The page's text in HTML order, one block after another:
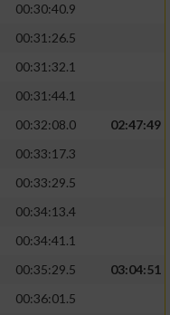
00:30:40.9
00:31:26.5
00:31:32.1
00:31:44.1
00:32:08.0
02:47:49
00:33:17.3
00:33:29.5
00:34:13.4
00:34:41.1
00:35:29.5
03:04:51
00:36:01.5